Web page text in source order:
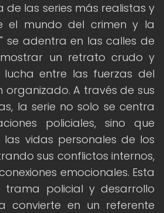
de las series más realistas y
el mundo del crimen y la
se adentra en las calles de
un retrato crudo y
entre las fuerzas del
organizado. A través de sus
la serie no solo se centra
policiales, sino que
vidas personales de los
sus conflictos internos,
emocionales. Esta
trama policial y desarrollo
convierte en un referente